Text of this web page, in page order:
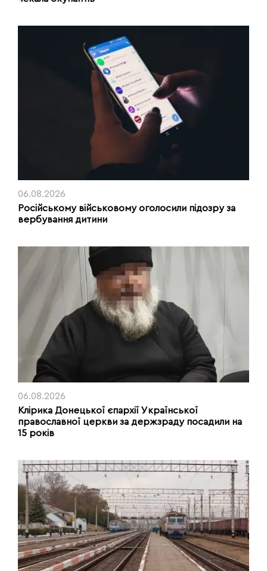
06.08.2026
Російському військовому оголосили підозру за
вербування дитини
06.08.2026
Клірика Донецької єпархії Української
православної церкви за держзраду посадили на
15 років